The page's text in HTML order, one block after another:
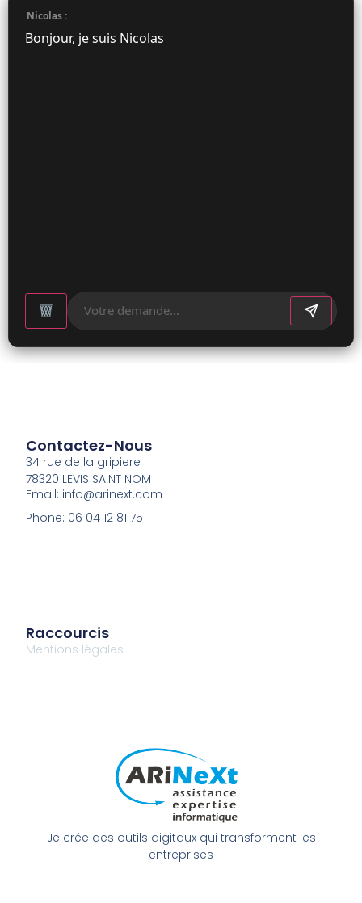
Nicolas :
Bonjour, je suis Nicolas
Je crée des outils digitaux qui transforment les
entreprises
Raccourcis
Mentions légales
Contactez-Nous
34 rue de la gripiere
78320 LEVIS SAINT NOM
Email: info@arinext.com
Phone: 06 04 12 81 75